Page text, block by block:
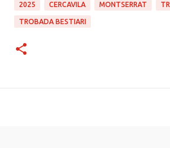
2025 CERCAVILA MONTSERRAT
TROBADA BESTIARI